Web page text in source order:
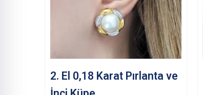
2. El 0,18 Karat Pırlanta ve